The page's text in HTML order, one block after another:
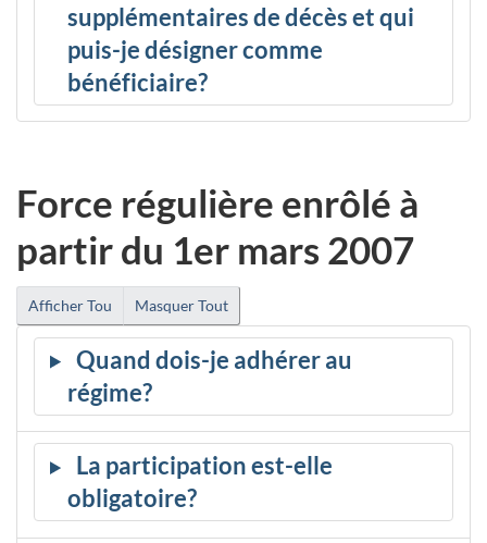
supplémentaires de décès et qui
puis-je désigner comme
bénéficiaire?
Force régulière enrôlé à
partir du 1er mars 2007
Afficher Tou Masquer Tout
Quand dois-je adhérer au
régime?
La participation est-elle
obligatoire?